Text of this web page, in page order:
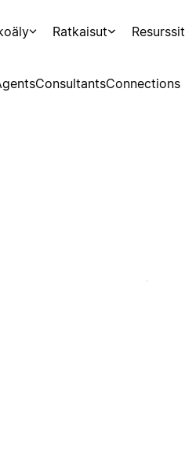
Ratkaisut Resurssit
ConsultantsConnections